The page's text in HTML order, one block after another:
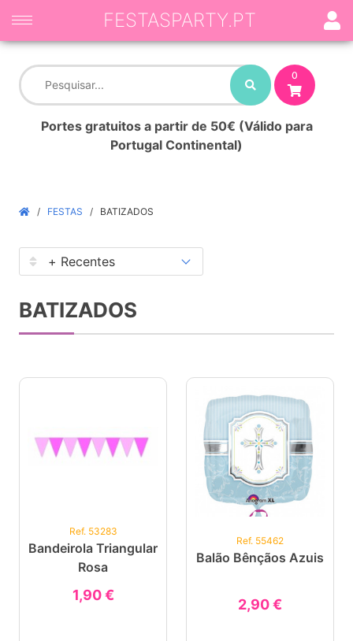
0
Portes gratuitos a partir de 50€ (Válido para
Portugal Continental)
FESTASPARTY.PT
FESTAS BATIZADOS
BATIZADOS
Ref. 53283
Bandeirola Triangular
Rosa
1,90 €
Ref. 55462
Balão Bênçãos Azuis
2,90 €